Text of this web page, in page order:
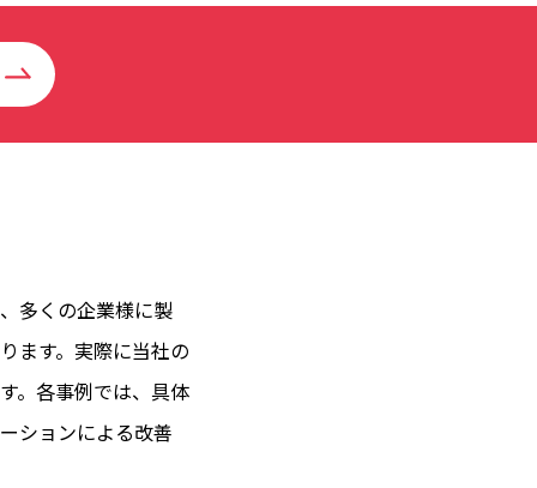
多くの企業様に製
ます。実際に当社の
。各事例では、具体
ションによる改善